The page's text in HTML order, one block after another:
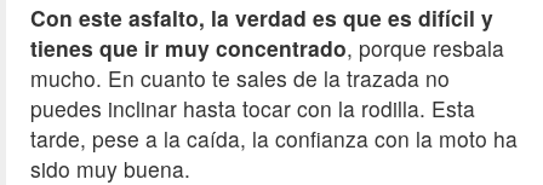
Con este asfalto, la verdad es que es difícil y
tienes que ir muy concentrado, porque resbala
mucho. En cuanto te sales de la trazada no
puedes inclinar hasta tocar con la rodilla. Esta
tarde, pese a la caída, la confianza con la moto ha
sido muy buena.